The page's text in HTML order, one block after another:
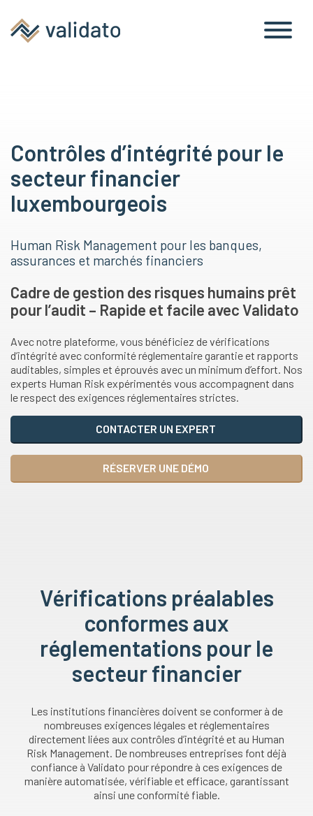
Contrôles d’intégrité pour le
secteur financier
luxembourgeois
Human Risk Management pour les banques,
assurances et marchés financiers
Cadre de gestion des risques humains prêt
pour l’audit – Rapide et facile avec Validato
Avec notre plateforme, vous bénéficiez de vérifications
d’intégrité avec conformité réglementaire garantie et rapports
auditables, simples et éprouvés avec un minimum d’effort. Nos
experts Human Risk expérimentés vous accompagnent dans
le respect des exigences réglementaires strictes.
CONTACTER UN EXPERT
RÉSERVER UNE DÉMO
Vérifications préalables
conformes aux
réglementations pour le
secteur financier
Les institutions financières doivent se conformer à de
nombreuses exigences légales et réglementaires
directement liées aux contrôles d’intégrité et au Human
Risk Management. De nombreuses entreprises font déjà
confiance à Validato pour répondre à ces exigences de
manière automatisée, vérifiable et efficace, garantissant
ainsi une conformité fiable.